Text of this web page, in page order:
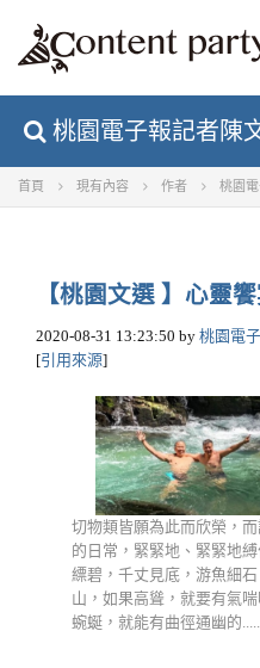
桃園電子報記者陳
首頁 現有內容 作者 桃園
【桃園文選 】心靈
2020-08-31 13:23:50 by 桃園電
[引用來源]
切物類皆願為此而欣榮，
的日常，緊緊地、緊緊地
縹碧，千丈見底，游魚細
山，如果高聳，就要有氣
蜿蜒，就能有曲徑通幽的